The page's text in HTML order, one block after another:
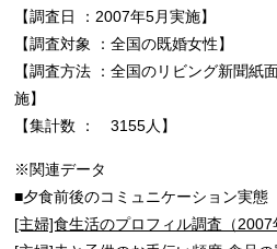
【調査日 ：2007年5月実施】
【調査対象 ：全国の既婚女性】
【調査方法 ：全国のリビング新聞紙
施】
【集計数 ： 3155人】
※関連データ
■夕食前後のコミュニケーション実態
[主婦]食生活のプロフィル調査（2007